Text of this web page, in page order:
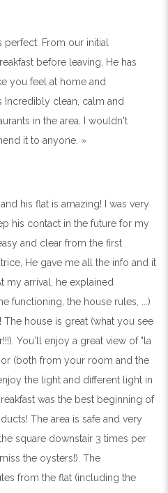
Next
perfect. From our initial
before leaving. He has
you feel at home and
Incredibly clean, calm and
in the area. I wouldn't
it to anyone. »
his flat is amazing! I was very
his contact in the future for my
and clear from the first
He gave me all the info and it
my arrival, he explained
functioning, the house rules, ...)
house is great (what you see
You'll enjoy a great view of "la
(both from your room and the
the light and different light in
was the best beginning of
The area is safe and very
square downstair 3 times per
the oysters!). The
from the flat (including the